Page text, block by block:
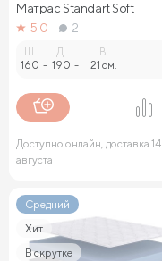
Матрас Standart Soft
5.0
2
160 -
Д.
190 -
В.
21 см.
Доступно онлайн, доставка 14
августа
Средний
Хит
В скрутке